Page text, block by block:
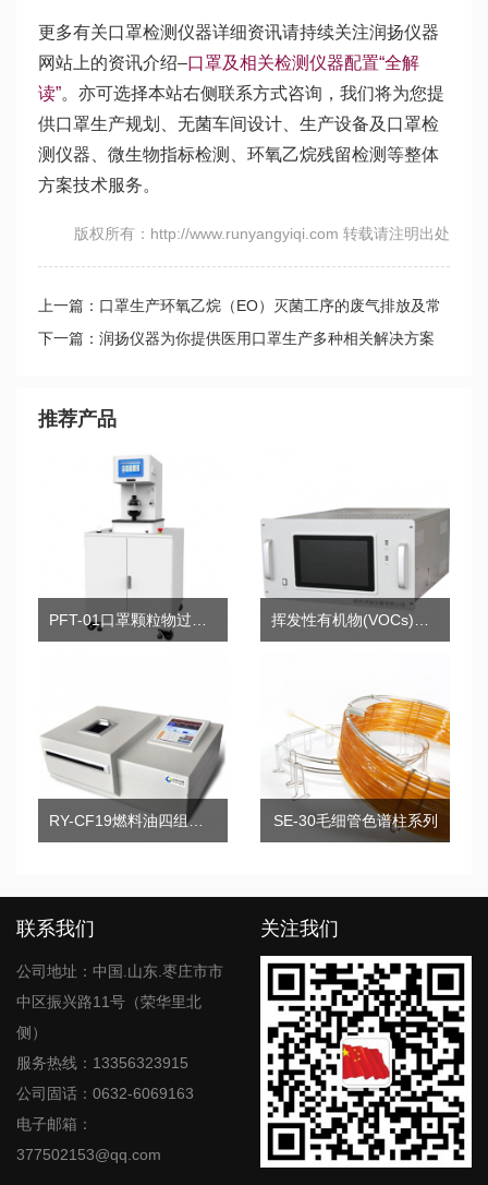
更多有关口罩检测仪器详细资讯请持续关注润扬仪器
网站上的资讯介绍–口罩及相关检测仪器配置“全解
读”。亦可选择本站右侧联系方式咨询，我们将为您提
供口罩生产规划、无菌车间设计、生产设备及口罩检
测仪器、微生物指标检测、环氧乙烷残留检测等整体
方案技术服务。
版权所有：http://www.runyangyiqi.com 转载请注明出处
上一篇：口罩生产环氧乙烷（EO）灭菌工序的废气排放及常
见治理方法
下一篇：润扬仪器为你提供医用口罩生产多种相关解决方案
推荐产品
RY-CF19燃料油四组分棒状薄层色谱仪 SE-30毛细管色谱柱系列
联系我们
公司地址：中国.山东.枣庄市市
中区振兴路11号（荣华里北
侧）
服务热线：13356323915
公司固话：0632-6069163
电子邮箱：
377502153@qq.com
关注我们